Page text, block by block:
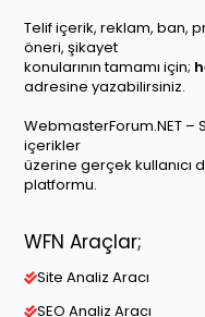
Telif içerik, reklam, ban,
öneri, şikayet
konularının tamamı için;
adresine yazabilirsiniz.
WebmasterForum.NET –
içerikler
üzerine gerçek kullanıcı
platformu.
WFN Araçlar;
Site Analiz Aracı
SEO Analiz Aracı